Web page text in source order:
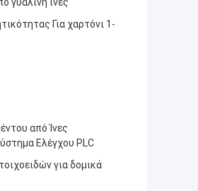
γυάλινη ίνες
Για χαρτόνι 1-
από Ίνες
Ελέγχου PLC
για δομικά